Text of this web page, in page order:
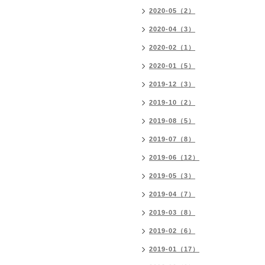
2020-05（2）
2020-04（3）
2020-02（1）
2020-01（5）
2019-12（3）
2019-10（2）
2019-08（5）
2019-07（8）
2019-06（12）
2019-05（3）
2019-04（7）
2019-03（8）
2019-02（6）
2019-01（17）